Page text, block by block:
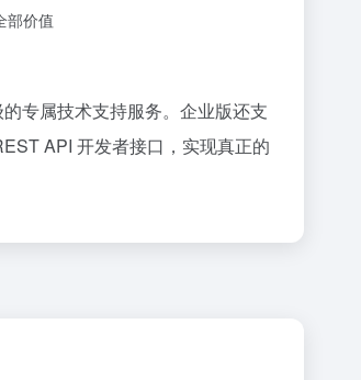
部价值
专属技术支持服务。企业版还支
API 开发者接口，实现真正的